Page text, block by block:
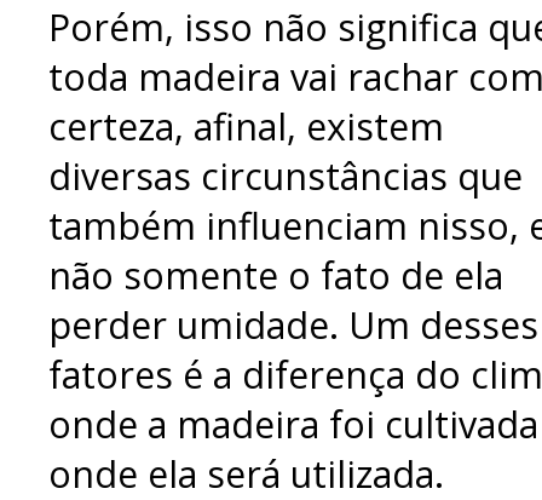
Porém, isso não significa
toda madeira vai rachar
certeza, afinal, existem
diversas circunstâncias que
também influenciam nisso,
não somente o fato de ela
perder umidade. Um desses
fatores é a diferença do
onde a madeira foi
onde ela será utilizada.